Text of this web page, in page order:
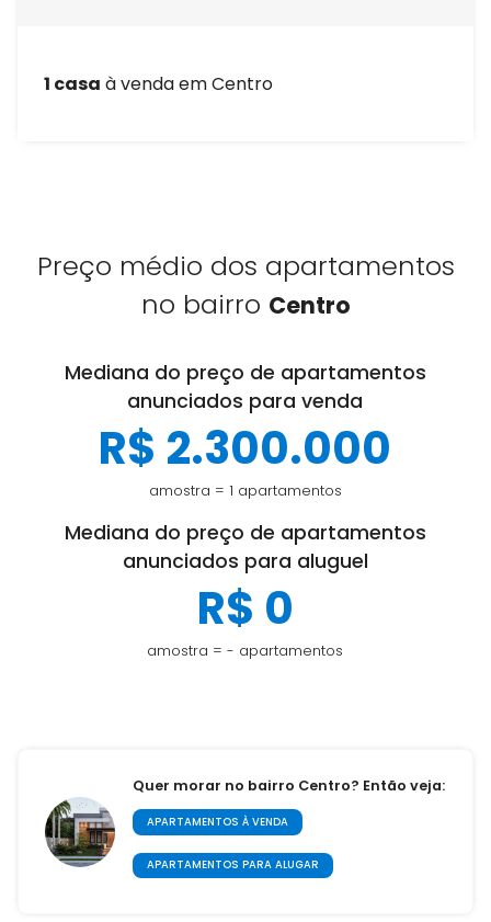
1 casa à venda em Centro
Preço médio dos apartamentos
no bairro Centro
Mediana do preço de apartamentos
anunciados para venda
R$ 2.300.000
amostra = 1 apartamentos
Mediana do preço de apartamentos
anunciados para aluguel
R$ 0
amostra = - apartamentos
Quer morar no bairro Centro? Então veja:
APARTAMENTOS À VENDA
APARTAMENTOS PARA ALUGAR